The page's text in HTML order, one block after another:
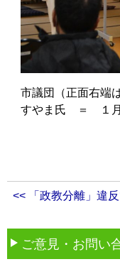
市議団（正面右端
すやま氏 ＝ １月
<< 「政教分離」違反
ご意見・お問い